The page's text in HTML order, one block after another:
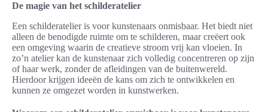
De magie van het schilderatelier
Een schilderatelier is voor kunstenaars onmisbaar. Het biedt niet
alleen de benodigde ruimte om te schilderen, maar creëert ook
een omgeving waarin de creatieve stroom vrij kan vloeien. In
zo’n atelier kan de kunstenaar zich volledig concentreren op zijn
of haar werk, zonder de afleidingen van de buitenwereld.
Hierdoor krijgen ideeën de kans om zich te ontwikkelen en
kunnen ze omgezet worden in kunstwerken.